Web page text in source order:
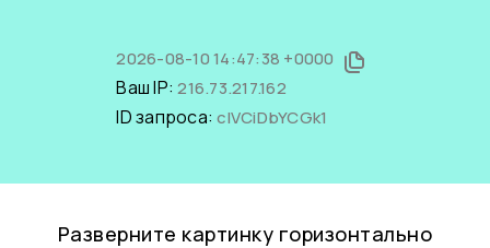
2026-08-10 14:47:38 +0000
Ваш IP:216.73.217.162
ID запроса:clVCiDbYCGk1
Разверните картинку горизонтально